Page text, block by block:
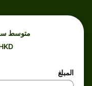
متوسط
HKD
المبلغ